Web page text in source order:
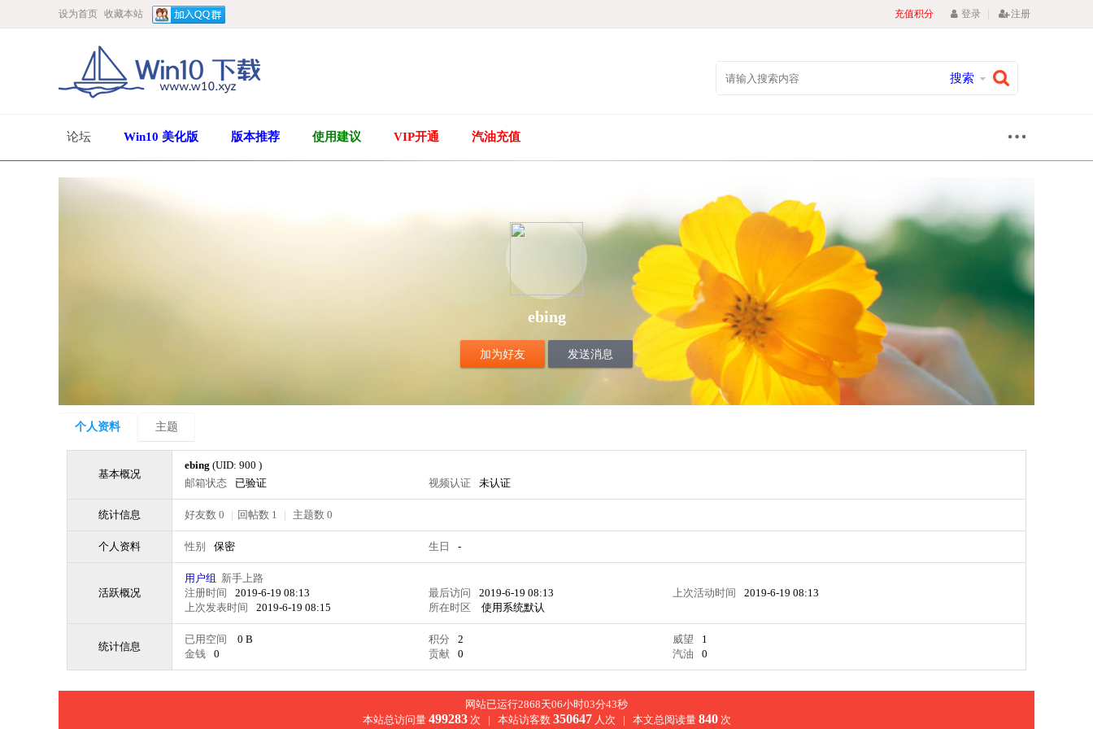
设为首页 收藏本站 充值积分 登录 | 注册
搜索
论坛 Win10 美化版 版本推荐 使用建议 VIP开通 汽油充值
ebing
加为好友 发送消息
个人资料 主题
基本概况
ebing (UID: 900 )
邮箱状态
已验证 视频认证 未认证
统计信息 好友数 0 | 回帖数 1 | 主题数 0
个人资料 性别 保密 生日 -
活跃概况
用户组 新手上路
注册时间
2019-6-19 08:13 最后访问 2019-6-19 08:13 上次活动时间
2019-6-19 08:13
上次发表时间
2019-6-19 08:15 所在时区 使用系统默认
统计信息
已用空间 0 B 积分 2 威望
1
金钱
0 贡献 0 汽油 0
网站已运行2868天06小时03分43秒
本站总访问量 499283次 | 本站访客数 350647人次 | 本文总阅读量 840次